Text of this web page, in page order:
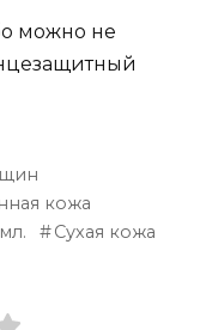
можно не
кожа
Сухая кожа